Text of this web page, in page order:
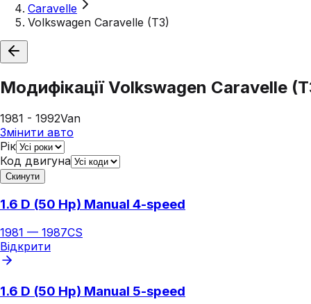
Caravelle
Volkswagen Caravelle (T3)
МодифікаціїVolkswagen Caravelle
1981 - 1992Van
Змінити авто
Рік
Код двигуна
Скинути
1.6 D (50 Hp) Manual 4-speed
1981 — 1987CS
Відкрити
1.6 D (50 Hp) Manual 5-speed